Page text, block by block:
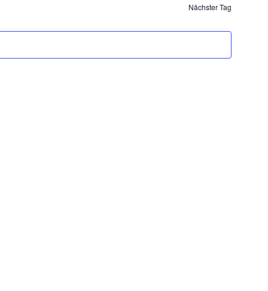
Ansichten,
Navigation
Nächster Tag